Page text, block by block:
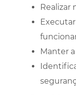
Realizar
Manter